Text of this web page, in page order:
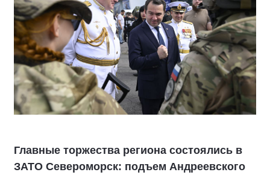
Главные торжества региона состоялись в
ЗАТО Североморск: подъем Андреевского